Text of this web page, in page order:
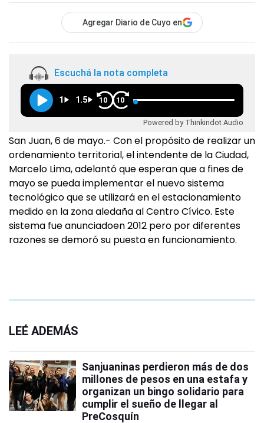
Agregar Diario de Cuyo en
Escuchá la nota completa
1 1.5 10 10
Powered by Thinkindot Audio
San Juan, 6 de mayo.- Con el propósito de realizar un
ordenamiento territorial, el intendente de la Ciudad,
Marcelo Lima, adelantó que esperan que a fines de
mayo se pueda implementar el nuevo sistema
tecnológico que se utilizará en el estacionamiento
medido en la zona aledaña al Centro Cívico. Este
sistema fue anunciadoen 2012 pero por diferentes
razones se demoró su puesta en funcionamiento.
LEÉ ADEMÁS
Sanjuaninas perdieron más de dos
millones de pesos en una estafa y
organizan un bingo solidario para
cumplir el sueño de llegar al
PreCosquín